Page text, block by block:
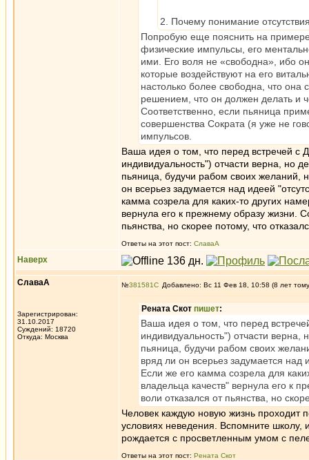
2. Почему понимание
Попробую еще пояснить на
физические импульсы, его
ими. Его воля не «свободна», ибо
которые воздействуют на его
настолько более свободна, что она
решением, что он должен делать и
Соответственно, если пьяница
совершенства Сократа (я уже не
импульсов.
Ваша идея о том, что перед встречей с
индивидуальность") отчасти верна, но
пьяница, будучи рабом своих желаний,
он всерьез задумается над идеей
камма созрела для каких-то других
вернула его к прежнему образу жизни.
пьянства, но скорее потому, что
Ответы на этот пост: СлаваА
Наверх
СлаваА
Зарегистрирован:
31.10.2017
Суждений: 18720
Откуда: Москва
№381581 Добавлено: Вс 11 Фев 18, 10:58 (8 лет
Рената Скот пишет:
Ваша идея о том, что перед
индивидуальность") отчасти
пьяница, будучи рабом своих
вряд ли он всерьез задумается над
Если же его камма созрела для
владельца качеств" вернула его к
воли отказался от пьянства, но
Человек каждую новую жизнь проходит
условиях неведения. Вспомните школу,
рождается с просветленным умом с
Ответы на этот пост: Рената Скот